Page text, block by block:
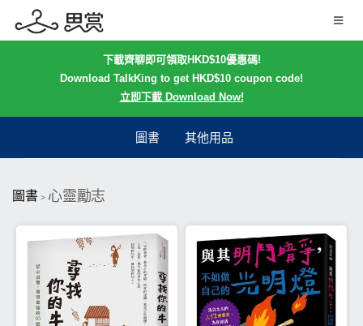
下載齊聊即可領取HKD$10優惠碼!
Download TalkKing to get HKD$10 coupon code!
立即下載 Download Now!
圖書 其他用品
圖書 > 心靈勵志